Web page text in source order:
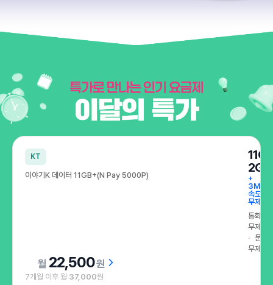
특가로 만나는 인기 요금제 이달의 특가
KT
이야기K 데이터 11GB+(N Pay 5000P)
2GB
+
속도
무제한
통화
무제한
문자
무제한
22,500원
7개월 이후 월 37,000원